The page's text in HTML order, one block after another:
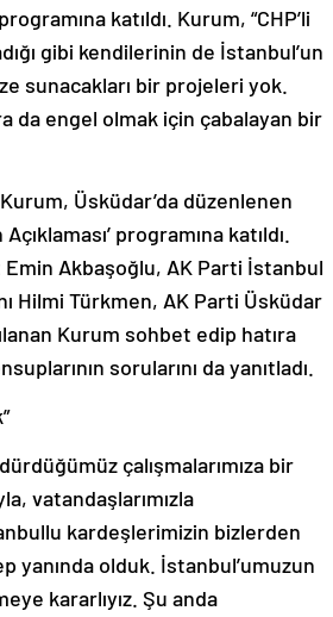
katıldı. Kurum, “CHP’li
gibi kendilerinin de İstanbul’un
sunacakları bir projeleri yok.
da engel olmak için çabalayan bir
Üsküdar’da düzenlenen
programına katıldı.
Akbaşoğlu, AK Parti İstanbul
Hilmi Türkmen, AK Parti Üsküdar
Kurum sohbet edip hatıra
sorularını da yanıtladı.
çalışmalarımıza bir
vatandaşlarımızla
kardeşlerimizin bizlerden
yanında olduk. İstanbul’umuzun
kararlıyız. Şu anda